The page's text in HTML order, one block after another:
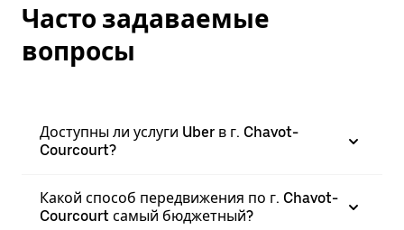
Часто задаваемые
вопросы
Доступны ли услуги Uber в г. Chavot-
Courcourt?
Какой способ передвижения по г. Chavot-
Courcourt самый бюджетный?